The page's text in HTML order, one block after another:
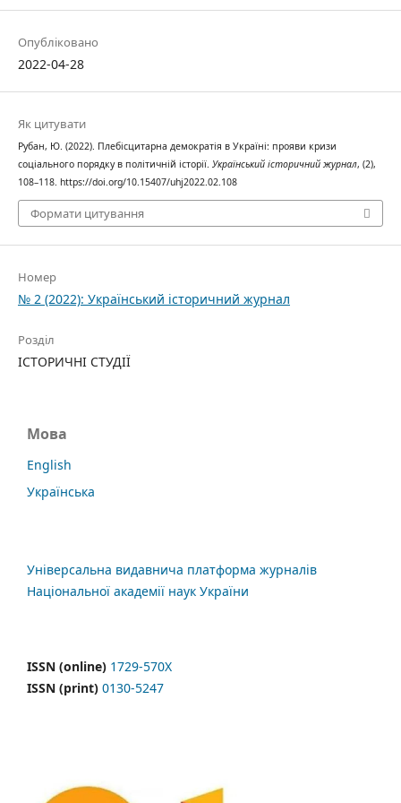
Опубліковано
2022-04-28
Як цитувати
Рубан, Ю. (2022). Плебісцитарна демократія в Україні: прояви кризи
соціального порядку в політичній історії. Український історичний журнал, (2),
108–118. https://doi.org/10.15407/uhj2022.02.108
Формати цитування
Номер
№ 2 (2022): Український історичний журнал
Розділ
ІСТОРИЧНІ СТУДІЇ
Мова
English
Українська
Універсальна видавнича платформа журналів
Національної академії наук України
ISSN (online) 1729-570X
ISSN (print) 0130-5247